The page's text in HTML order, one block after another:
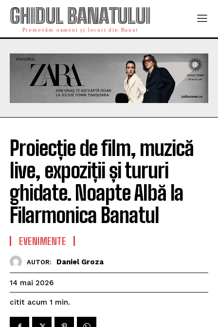
GHIDUL BANATULUI
Promovăm oameni și locuri din Banat
Proiecție de film, muzică
live, expoziții și tururi
ghidate. Noapte Albă la
Filarmonica Banatul
EVENIMENTE
AUTOR: Daniel Groza
14 mai 2026
citit acum 1 min.